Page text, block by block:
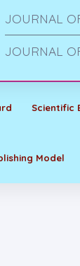
JOURNAL
JOURNAL
Scientific
Model